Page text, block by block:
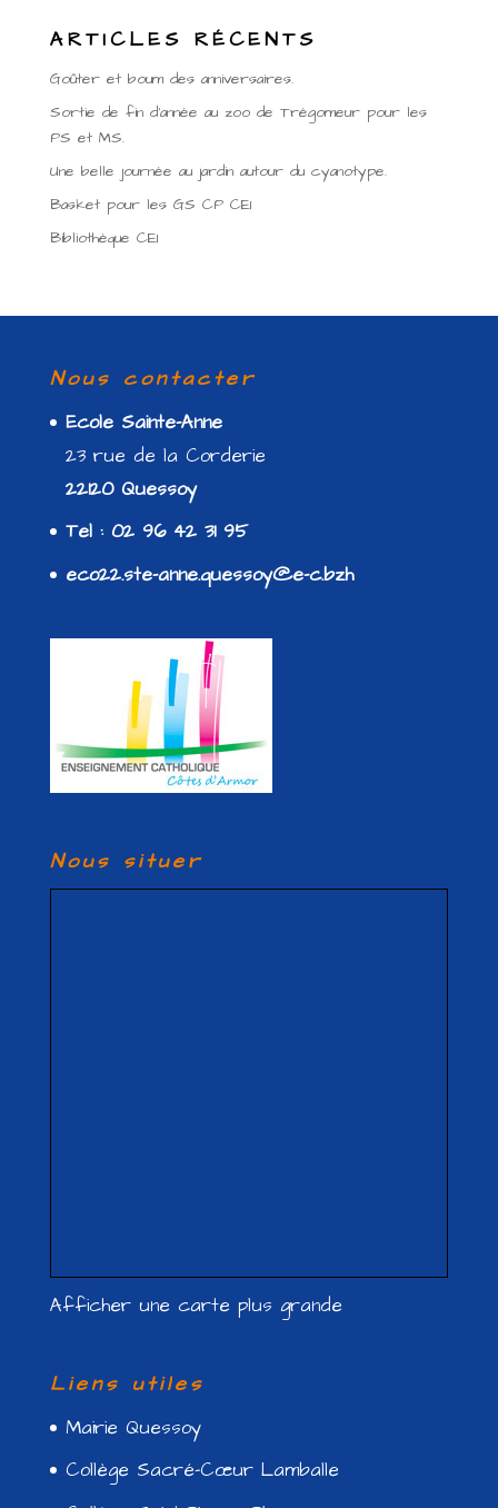
ARTICLES RÉCENTS
Goûter et boum des anniversaires.
Sortie de fin d’année au zoo de Trégomeur pour les
PS et MS.
Une belle journée au jardin autour du cyanotype.
Basket pour les GS CP CE1
Bibliothèque CE1
Nous contacter
Ecole Sainte-Anne
23 rue de la Corderie
22120 Quessoy
Tel : 02 96 42 31 95
eco22.ste-anne.quessoy@e-c.bzh
Nous situer
Afficher une carte plus grande
Liens utiles
Mairie Quessoy
Collège Sacré-Cœur Lamballe